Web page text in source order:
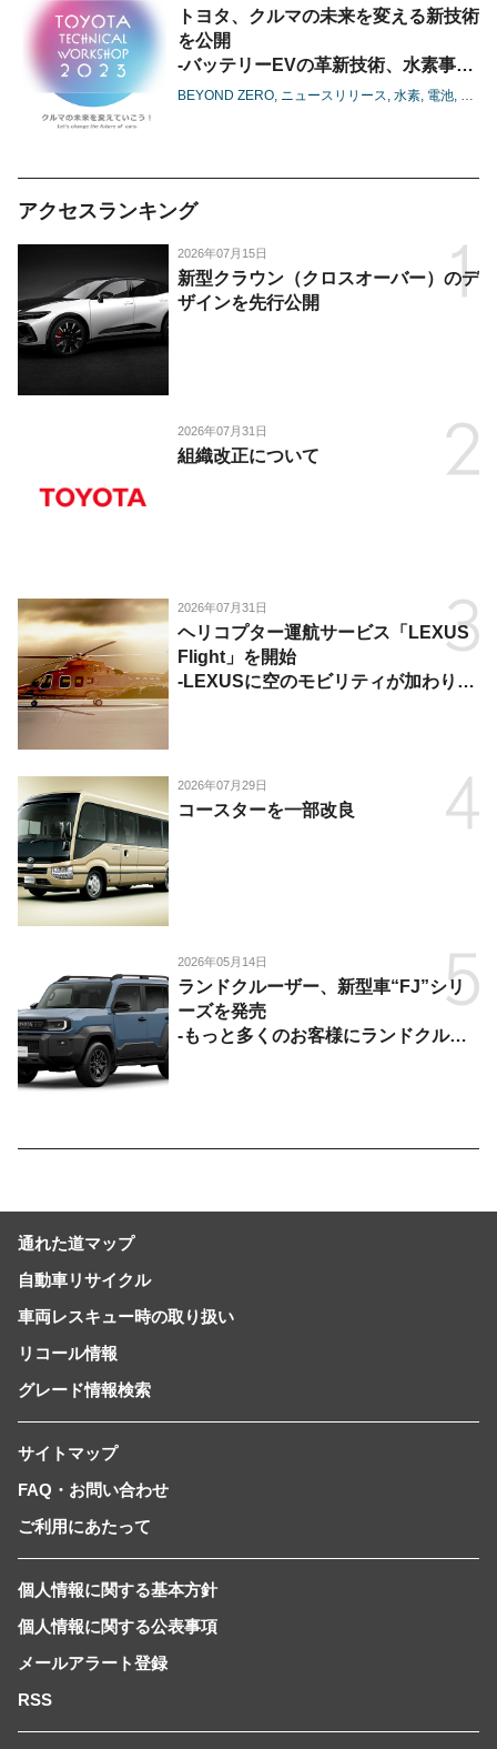
トヨタ、クルマの未来を変える新技術
を公開
-バッテリーEVの革新技術、水素事業
の確立を柱に、技術の力で未来を切り
BEYOND ZERO ニュースリリース 水素 電池 BEV
アクセスランキング
2026年07月15日
新型クラウン（クロスオーバー）のデ
ザインを先行公開
2026年07月31日
組織改正について
2026年07月31日
ヘリコプター運航サービス「LEXUS
Flight」を開始
-LEXUSに空のモビリティが加わり、
2026年07月29日
コースターを一部改良
2026年05月14日
ランドクルーザー、新型車“FJ”シリ
ーズを発売
-もっと多くのお客様にランドクルー
通れた道マップ
自動車リサイクル
車両レスキュー時の取り扱い
リコール情報
グレード情報検索
サイトマップ
FAQ・お問い合わせ
ご利用にあたって
個人情報に関する基本方針
個人情報に関する公表事項
メールアラート登録
RSS